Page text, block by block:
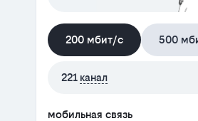
200 мбит/с 500
221 канал
мобильная связь